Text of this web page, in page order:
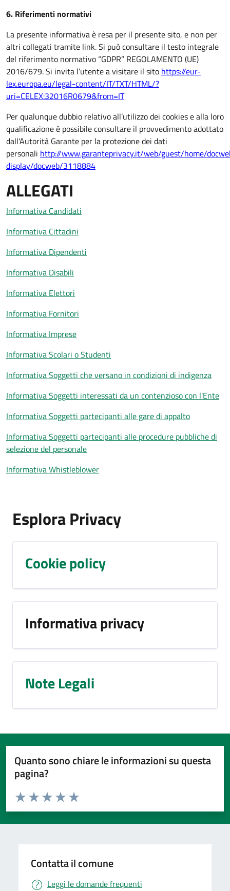
6. Riferimenti normativi
La presente informativa è resa per il presente sito, e non per
altri collegati tramite link. Si può consultare il testo integrale
del riferimento normativo “GDPR” REGOLAMENTO (UE)
2016/679. Si invita l’utente a visitare il sito https://eur-
lex.europa.eu/legal-content/IT/TXT/HTML/?
uri=CELEX:32016R0679&from=IT
Per qualunque dubbio relativo all’utilizzo dei cookies e alla loro
qualificazione è possibile consultare il provvedimento adottato
dall'Autorità Garante per la protezione dei dati
personali http://www.garanteprivacy.it/web/guest/home/
display/docweb/3118884
ALLEGATI
Informativa Candidati
Informativa Cittadini
Informativa Dipendenti
Informativa Disabili
Informativa Elettori
Informativa Fornitori
Informativa Imprese
Informativa Scolari o Studenti
Informativa Soggetti che versano in condizioni di indigenza
Informativa Soggetti interessati da un contenzioso con l'Ente
Informativa Soggetti partecipanti alle gare di appalto
Informativa Soggetti partecipanti alle procedure pubbliche di
selezione del personale
Informativa Whistleblower
Esplora Privacy
Cookie policy
Informativa privacy
Note Legali
Quanto sono chiare le informazioni su questa
pagina?
Valuta da 1 a 5 stelle la pagina
Valuta 5 stelle su 5
Valuta 4 stelle su 5
Valuta 3 stelle su 5
Valuta 2 stelle su 5
Valuta 1 stelle su 5
Contatta il comune
Leggi le domande frequenti